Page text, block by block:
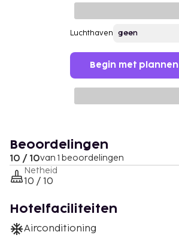
Luchthaven
Begin met plannen
Beoordelingen
10 / 10van 1 beoordelingen
Netheid
10 / 10
Hotelfaciliteiten
Airconditioning